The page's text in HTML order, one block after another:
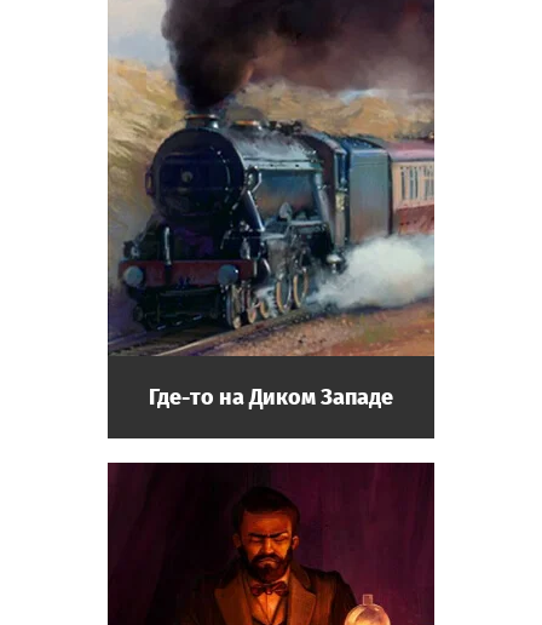
Где-то на Диком Западе